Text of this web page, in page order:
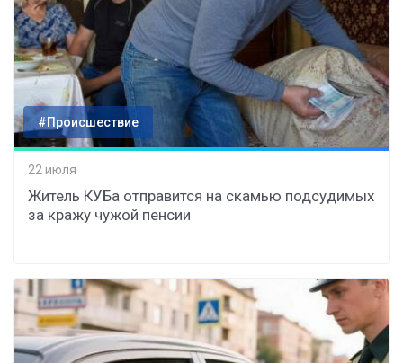
#Происшествие
22 июля
Житель КУБа отправится на скамью подсудимых
за кражу чужой пенсии